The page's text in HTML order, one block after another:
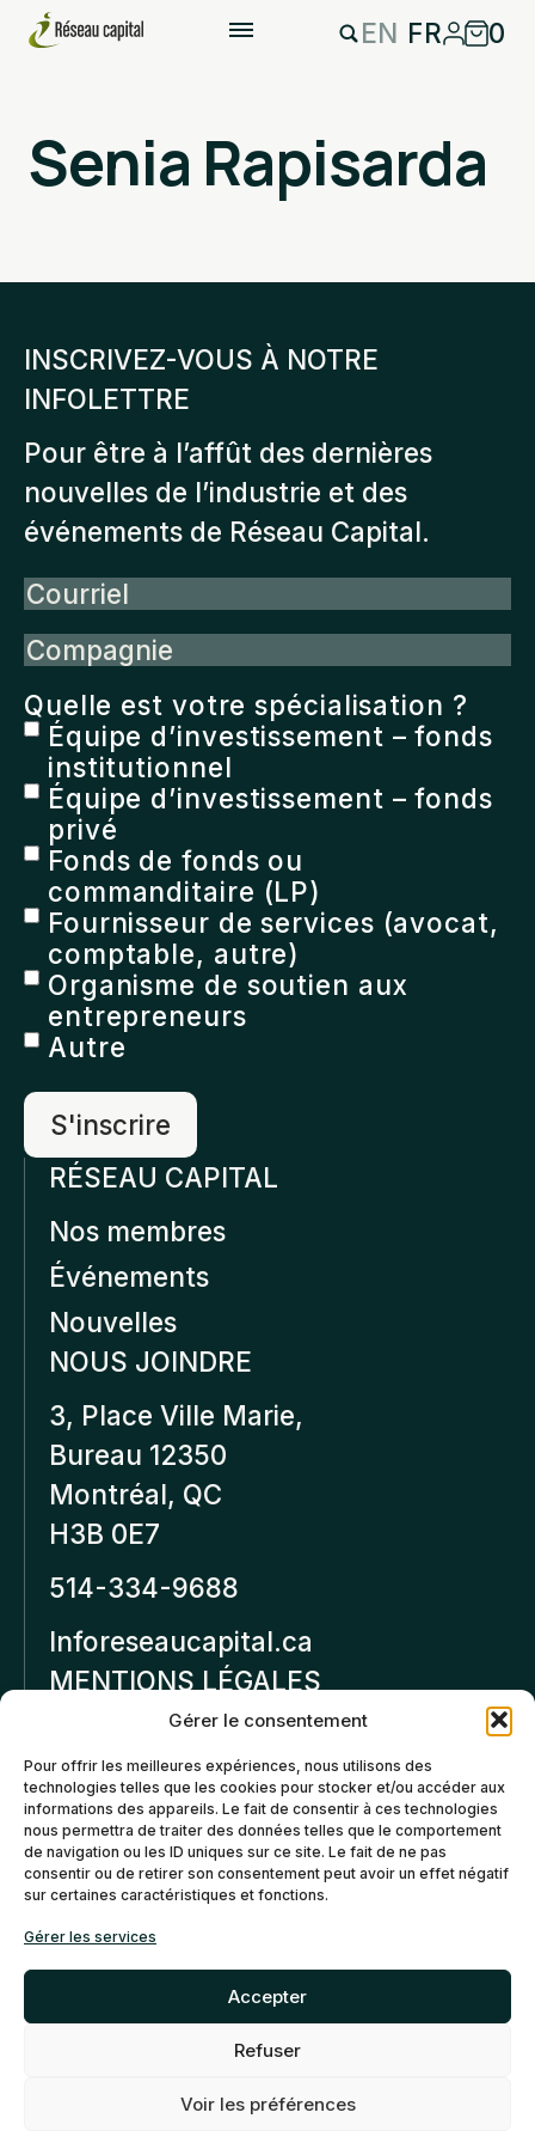
Gérer le consentement
Pour offrir les meilleures expériences, nous utilisons des
technologies telles que les cookies pour stocker et/ou accéder aux
informations des appareils. Le fait de consentir à ces technologies
nous permettra de traiter des données telles que le comportement
de navigation ou les ID uniques sur ce site. Le fait de ne pas
consentir ou de retirer son consentement peut avoir un effet négatif
sur certaines caractéristiques et fonctions.
Gérer les services
Accepter
Refuser
Voir les préférences
EN FR 0
Senia Rapisarda
INSCRIVEZ-VOUS À NOTRE
INFOLETTRE
Pour être à l’affût des dernières
nouvelles de l’industrie et des
événements de Réseau Capital.
Courriel
Compagnie
Quelle est votre spécialisation ?
Équipe d’investissement – fonds
institutionnel
Équipe d’investissement – fonds
privé
Fonds de fonds ou
commanditaire (LP)
Fournisseur de services (avocat,
comptable, autre)
Organisme de soutien aux
entrepreneurs
Autre
RÉSEAU CAPITAL
Nos membres
Événements
Nouvelles
NOUS JOINDRE
3, Place Ville Marie,
Bureau 12350
Montréal, QC
H3B 0E7
514-334-9688
Inforeseaucapital.ca
MENTIONS LÉGALES
Politique de
confidentialité
Politiques d’annulation et
de remboursement
Politique de cookies (CA)
©2026 Réseau Capital. Tous
droits reservés -
My Little
- Agence web